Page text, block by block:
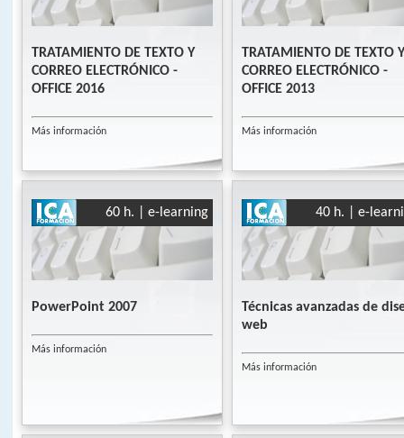
TRATAMIENTO DE TEXTO Y
CORREO ELECTRÓNICO -
OFFICE 2016
Más información
TRATAMIENTO DE TEXTO Y
CORREO ELECTRÓNICO -
OFFICE 2013
Más información
60 h. | e-learning
PowerPoint 2007
Más información
40 h. | e-
Técnicas avanzadas de
web
Más información